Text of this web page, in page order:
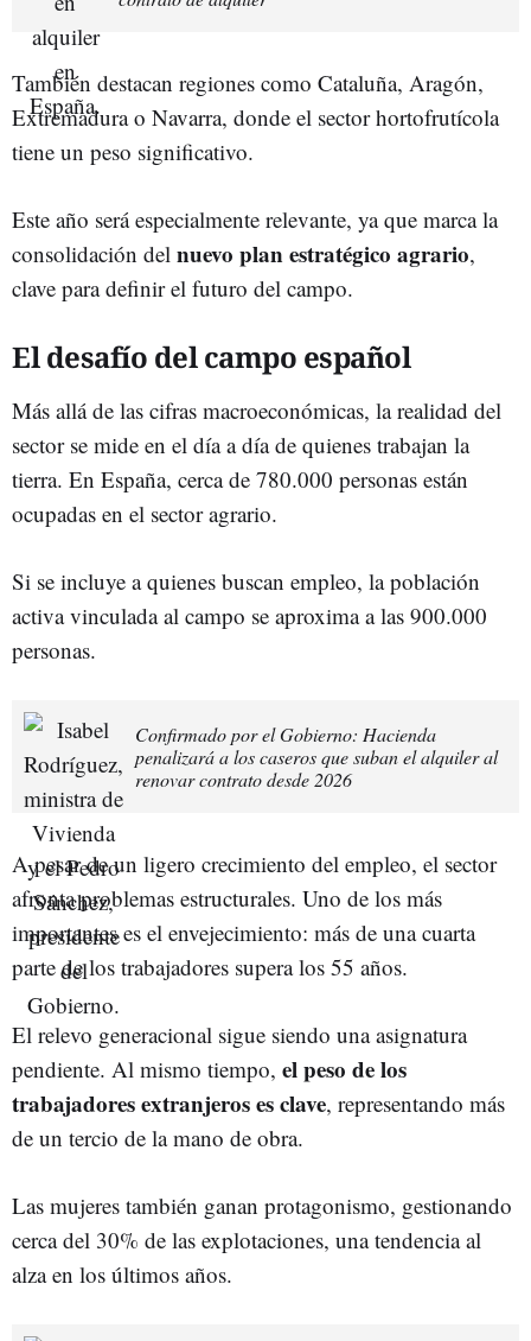
También destacan regiones como Cataluña, Aragón,
Extremadura o Navarra, donde el sector hortofrutícola
tiene un peso significativo.
Este año será especialmente relevante, ya que marca la
consolidación del nuevo plan estratégico agrario,
clave para definir el futuro del campo.
El desafío del campo español
Más allá de las cifras macroeconómicas, la realidad del
sector se mide en el día a día de quienes trabajan la
tierra. En España, cerca de 780.000 personas están
ocupadas en el sector agrario.
Si se incluye a quienes buscan empleo, la población
activa vinculada al campo se aproxima a las 900.000
personas.
Confirmado por el Gobierno: Hacienda
penalizará a los caseros que suban el alquiler al
renovar contrato desde 2026
A pesar de un ligero crecimiento del empleo, el sector
afronta problemas estructurales. Uno de los más
importantes es el envejecimiento: más de una cuarta
parte de los trabajadores supera los 55 años.
El relevo generacional sigue siendo una asignatura
pendiente. Al mismo tiempo, el peso de los
trabajadores extranjeros es clave, representando más
de un tercio de la mano de obra.
Las mujeres también ganan protagonismo, gestionando
cerca del 30% de las explotaciones, una tendencia al
alza en los últimos años.